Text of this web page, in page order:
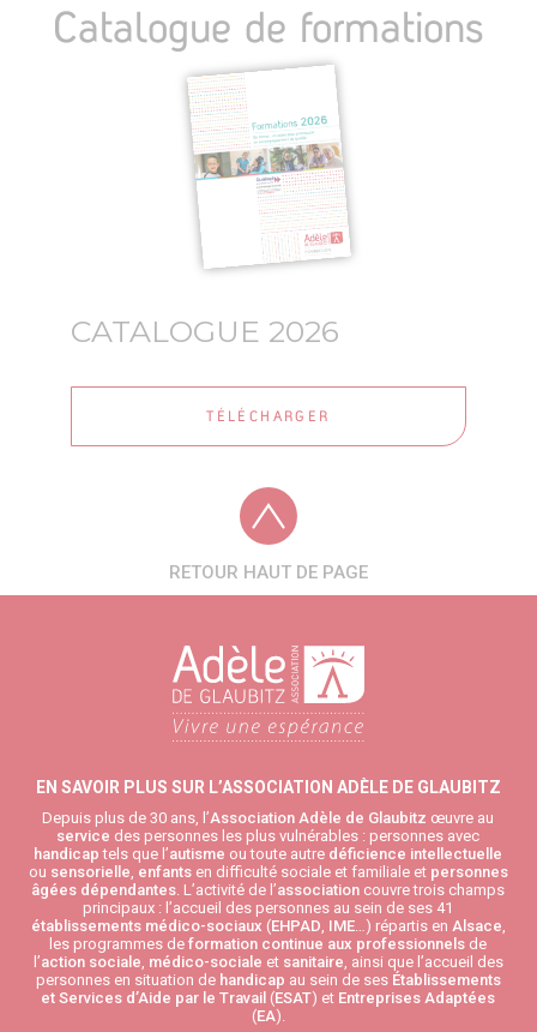
Catalogue de formations
CATALOGUE 2026
TÉLÉCHARGER
RETOUR HAUT DE PAGE
EN SAVOIR PLUS SUR L’ASSOCIATION ADÈLE DE GLAUBITZ
Depuis plus de 30 ans, l’Association Adèle de Glaubitz œuvre au
service des personnes les plus vulnérables : personnes avec
handicap tels que l’autisme ou toute autre déficience intellectuelle
ou sensorielle, enfants en difficulté sociale et familiale et personnes
âgées dépendantes. L’activité de l’association couvre trois champs
principaux : l’accueil des personnes au sein de ses 41
établissements médico-sociaux (EHPAD, IME…) répartis en Alsace,
les programmes deformation continue aux professionnels de
l’action sociale, médico-sociale et sanitaire, ainsi que l’accueil des
personnes en situation de handicap au sein de ses Établissements
et Services d’Aide par le Travail (ESAT) et Entreprises Adaptées
(EA).